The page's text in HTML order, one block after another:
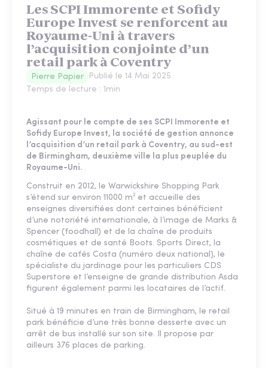
Les SCPI Immorente et Sofidy
Europe Invest se renforcent au
Royaume-Uni à travers
l’acquisition conjointe d’un
retail park à Coventry
Pierre Papier Publié le 14 Mai 2025
Temps de lecture : 1min
Agissant pour le compte de ses SCPI Immorente et
Sofidy Europe Invest, la société de gestion annonce
l’acquisition d’un retail park à Coventry, au sud-est
de Birmingham, deuxième ville la plus peuplée du
Royaume-Uni.
Construit en 2012, le Warwickshire Shopping Park
s’étend sur environ 11000 m² et accueille des
enseignes diversifiées dont certaines bénéficient
d’une notoriété internationale, à l’image de Marks &
Spencer (foodhall) et de la chaîne de produits
cosmétiques et de santé Boots. Sports Direct, la
chaîne de cafés Costa (numéro deux national), le
spécialiste du jardinage pour les particuliers CDS
Superstore et l’enseigne de grande distribution Asda
figurent également parmi les locataires de l’actif.
Situé à 19 minutes en train de Birmingham, le retail
park bénéficie d’une très bonne desserte avec un
arrêt de bus installé sur son site. Il propose par
ailleurs 376 places de parking.